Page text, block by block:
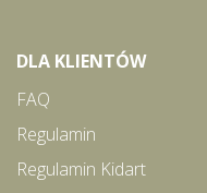
DLA KLIENTÓW
FAQ
Regulamin
Regulamin Kidart